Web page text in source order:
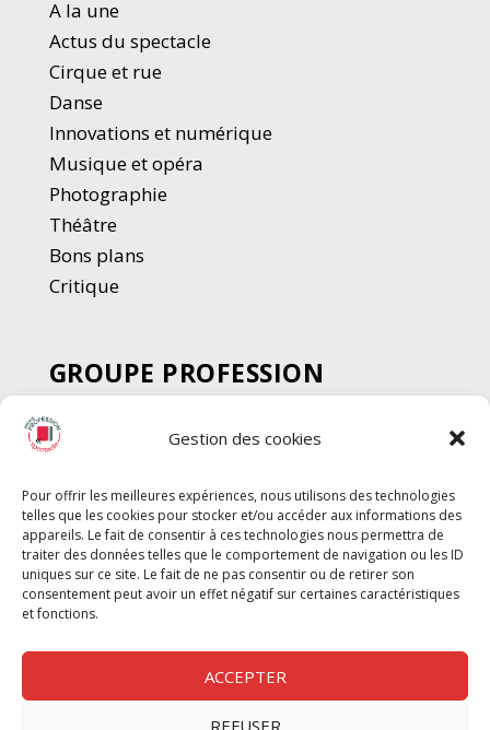
Gestion des cookies
Pour offrir les meilleures expériences, nous utilisons des technologies
telles que les cookies pour stocker et/ou accéder aux informations des
appareils. Le fait de consentir à ces technologies nous permettra de
traiter des données telles que le comportement de navigation ou les ID
uniques sur ce site. Le fait de ne pas consentir ou de retirer son
consentement peut avoir un effet négatif sur certaines caractéristiques
et fonctions.
ACCEPTER
REFUSER
A la une
Actus du spectacle
Cirque et rue
Danse
Innovations et numérique
Musique et opéra
Photographie
Théâtre
Bons plans
Critique
GROUPE PROFESSION
SPECTACLE
Chèque Intermittents
Chèque Compta
Chèque Emploi Spectacle
G-Pods
Profession Audio-visuel